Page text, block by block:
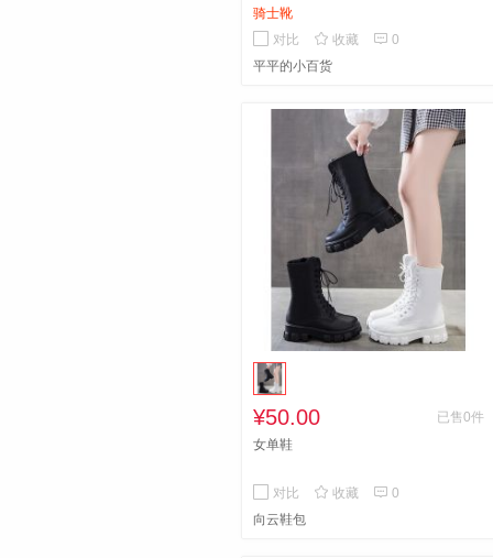
骑士靴
对比
 收藏  0
平平的小百货
¥50.00
已售0件
女单鞋
对比  收藏  0
向云鞋包